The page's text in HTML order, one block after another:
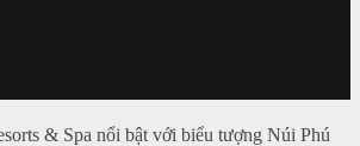
& Spa nổi bật với biểu tượng Núi Phú